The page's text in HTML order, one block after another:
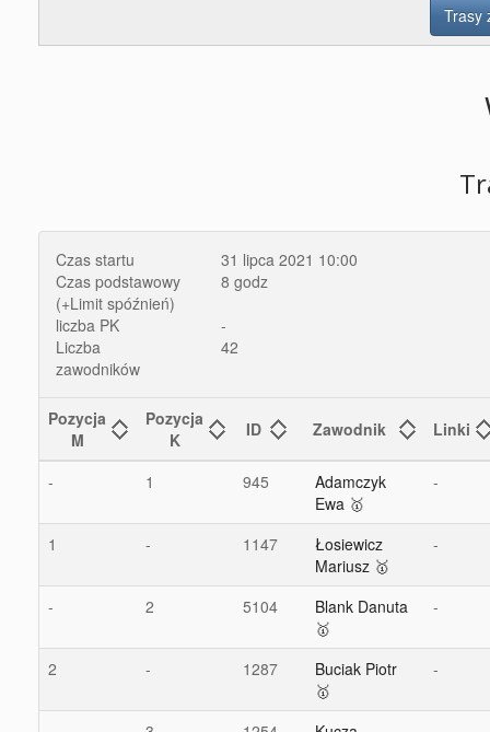
Trasy
Czas startu
31 lipca 2021 10:00
Czas podstawowy
(+Limit spóźnień)
8 godz
liczba PK
-
Liczba
zawodników
42
Pozycja
M
Pozycja
K
ID Zawodnik Linki
- 1 945
Adamczyk
Ewa 🥇
-
1 - 1147
Łosiewicz
Mariusz 🥇
-
- 2 5104
Blank Danuta
🥇
-
2 - 1287
Buciak Piotr
🥇
-